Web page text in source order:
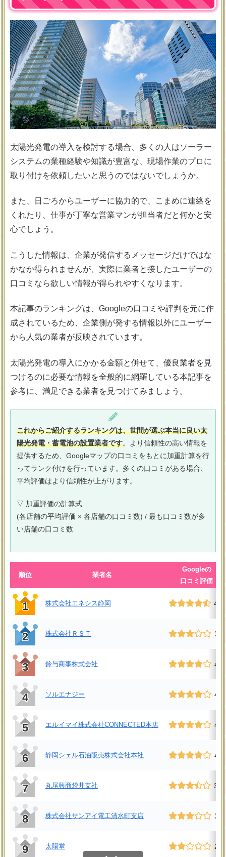
太陽光発電の導入を検討する場合、多くの人はソーラー
システムの業種経験や知識が豊富な、現場作業のプロに
取り付けを依頼したいと思うのではないでしょうか。
また、日ごろからユーザーに協力的で、こまめに連絡を
くれたり、仕事が丁寧な営業マンが担当者だと何かと安
心でしょう。
こうした情報は、企業が発信するメッセージだけではな
かなか得られませんが、実際に業者と接したユーザーの
口コミなら欲しい情報が得られやすくなります。
本記事のランキングは、Googleの口コミや評判を元に作
成されているため、企業側が発する情報以外にユーザー
から人気の業者が反映されています。
太陽光発電の導入にかかる金額と併せて、優良業者を見
つけるのに必要な情報を全般的に網羅している本記事を
参考に、満足できる業者を見つけてみましょう。
これからご紹介するランキングは、世間が選ぶ本当に良い太
陽光発電・蓄電池の設置業者です。より信頼性の高い情報を
提供するため、Googleマップの口コミをもとに加重計算を行
ってランク付けを行っています。多くの口コミがある場合、
平均評価はより信頼性が上がります。
▽ 加重評価の計算式
(各店舗の平均評価 × 各店舗の口コミ数) / 最も口コミ数が多
い店舗の口コミ数
順位 業者名
Googleの
口コミ評価
1 株式会社エネシス静岡 4.5
2 株式会社ＲＳＴ 3.1
3 鈴与商事株式会社 4.4
4 ソルエナジー 4.2
5 エルイマイ株式会社CONNECTED本店 4.2
6 静岡シェル石油販売株式会社本社 4.2
7 丸尾興商袋井支社 3.6
8 株式会社サンアイ電工清水町支店 3.4
9 太陽堂 2.4